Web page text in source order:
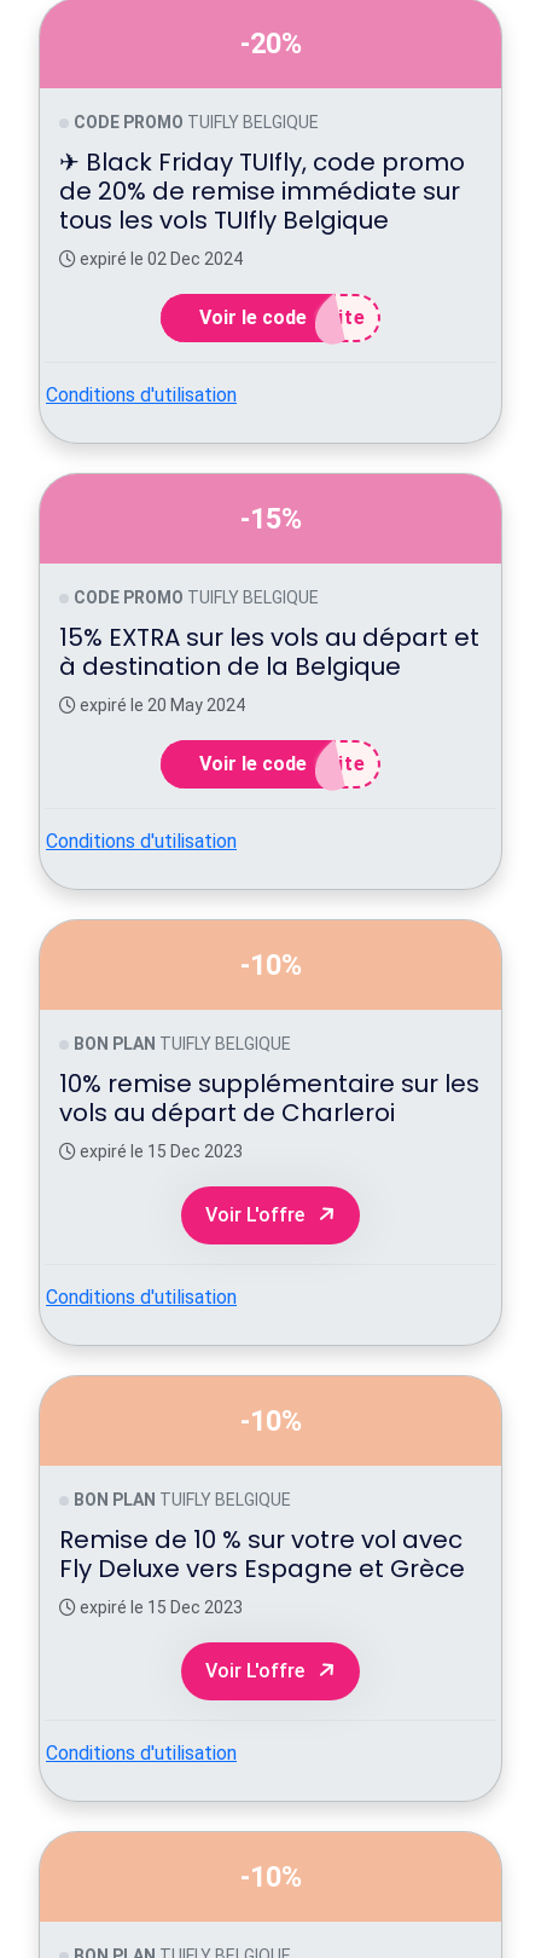
-20%
CODE PROMO TUIFLY BELGIQUE
✈ Black Friday TUIfly, code promo
de 20% de remise immédiate sur
tous les vols TUIfly Belgique
expiré le 02 Dec 2024
Voir le code ite
Conditions d'utilisation
-15%
CODE PROMO TUIFLY BELGIQUE
15% EXTRA sur les vols au départ et
à destination de la Belgique
expiré le 20 May 2024
Voir le code ite
Conditions d'utilisation
-10%
BON PLAN TUIFLY BELGIQUE
10% remise supplémentaire sur les
vols au départ de Charleroi
expiré le 15 Dec 2023
Voir L'offre
Conditions d'utilisation
-10%
BON PLAN TUIFLY BELGIQUE
Remise de 10 % sur votre vol avec
Fly Deluxe vers Espagne et Grèce
expiré le 15 Dec 2023
Voir L'offre
Conditions d'utilisation
-10%